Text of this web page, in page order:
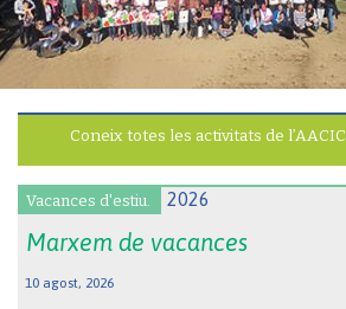
Coneix totes les activitats de l’AACIC
Vacances d'estiu.
Marxem de vacances
10 agost, 2026